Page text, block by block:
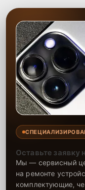
надежность ремонта.
специалистам, и ваше
и долго.
Оставьте заявку
Мы — сервисный
на ремонте
комплектующие,